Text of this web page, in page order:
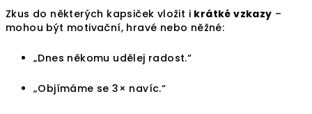
Zkus do některých kapsiček vložit i krátké vzkazy –
mohou být motivační, hravé nebo něžné:
„Dnes někomu udělej radost.“
„Objímáme se 3× navíc.“